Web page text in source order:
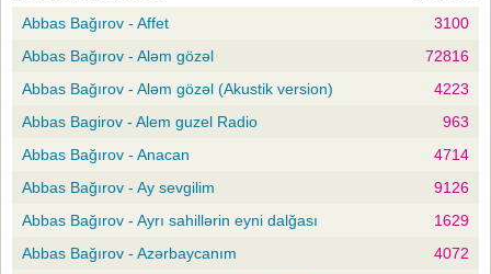
Abbas Bağırov - Affet
3100
Abbas Bağırov - Aləm gözəl
72816
Abbas Bağırov - Aləm gözəl (Akustik version)
4223
Abbas Bagirov - Alem guzel Radio
963
Abbas Bağırov - Anacan
4714
Abbas Bağırov - Ay sevgilim
9126
Abbas Bağırov - Ayrı sahillərin eyni dalğası
1629
Abbas Bağırov - Azərbaycanım
4072